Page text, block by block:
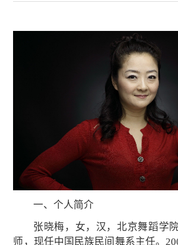
一、个人简介
张晓梅，女，汉，北京舞蹈学
师，现任中国民族民间舞系主任。